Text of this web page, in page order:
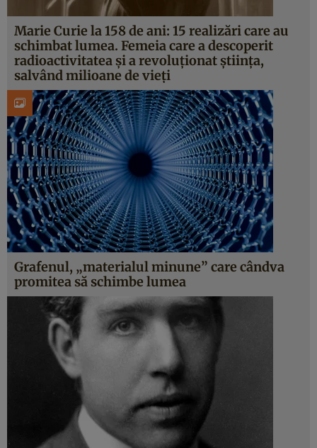
Marie Curie la 158 de ani: 15 realizări care au
schimbat lumea. Femeia care a descoperit
radioactivitatea și a revoluționat știința,
salvând milioane de vieți
Grafenul, „materialul minune” care cândva
promitea să schimbe lumea